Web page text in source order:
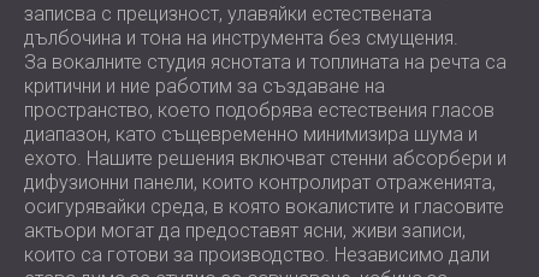
записва с прецизност, улавяйки естествената
дълбочина и тона на инструмента без смущения.
За вокалните студия яснотата и топлината на речта са
критични и ние работим за създаване на
пространство, което подобрява естествения гласов
диапазон, като същевременно минимизира шума и
ехото. Нашите решения включват стенни абсорбери и
дифузионни панели, които контролират отраженията,
осигурявайки среда, в която вокалистите и гласовите
актьори могат да предоставят ясни, живи записи,
които са готови за производство. Независимо дали